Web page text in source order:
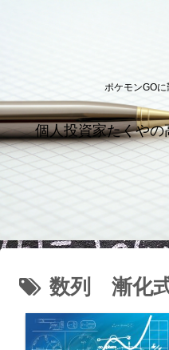
ポケモンGO
個人投資家たくやの
数列 漸化